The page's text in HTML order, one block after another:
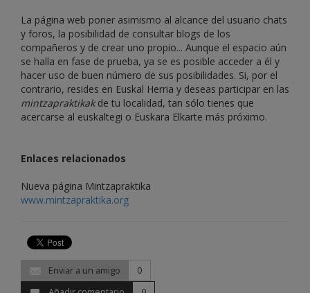
La página web poner asimismo al alcance del usuario chats
y foros, la posibilidad de consultar blogs de los
compañeros y de crear uno propio... Aunque el espacio aún
se halla en fase de prueba, ya se es posible acceder a él y
hacer uso de buen número de sus posibilidades. Si, por el
contrario, resides en Euskal Herria y deseas participar en las
mintzapraktikakde tu localidad, tan sólo tienes que
acercarse al euskaltegi o Euskara Elkarte más próximo.
Enlaces relacionados
Nueva página Mintzapraktika
www.mintzapraktika.org
Enviar a un amigo
0